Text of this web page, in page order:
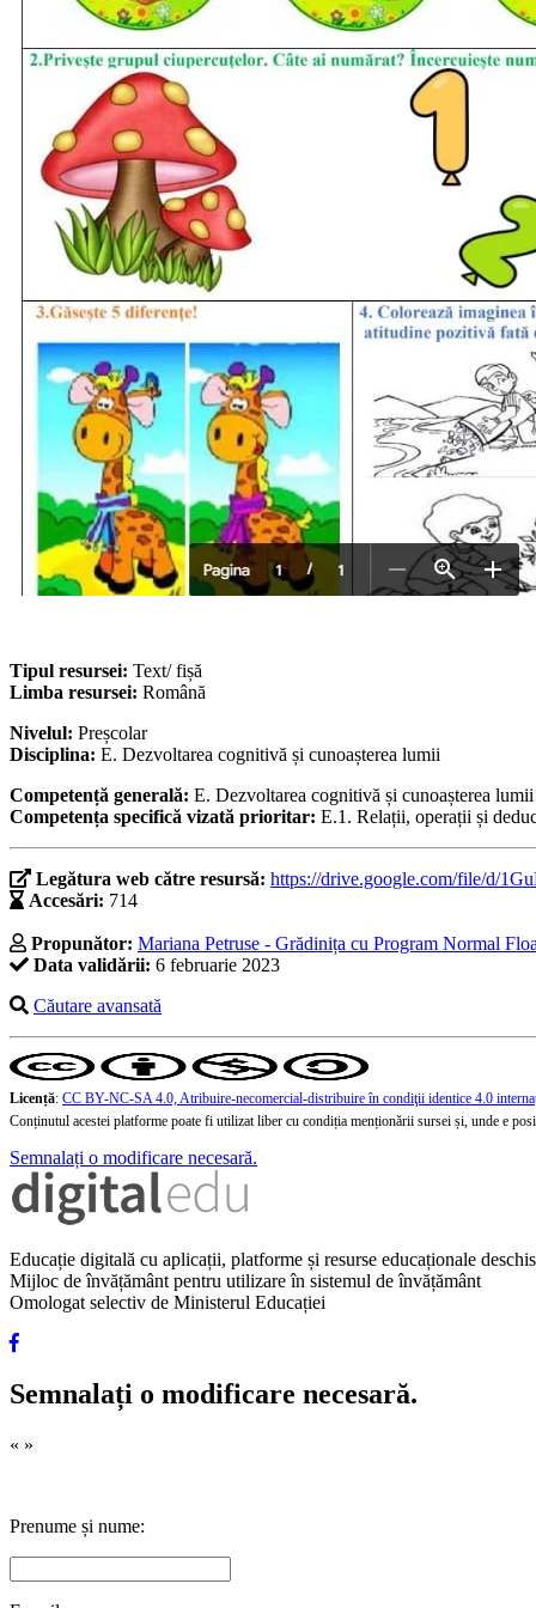
Tipul resursei: Text/ fișă
Limba resursei: Română
Nivelul: Preșcolar
Disciplina: E. Dezvoltarea cognitivă și cunoașterea lumii
Competență generală: E. Dezvoltarea cognitivă și cunoașterea lumii
Competența specifică vizată prioritar: E.1. Relații, operații și
Legătura web către resursă: https://drive.google.com/file/d/
Accesări: 714
Propunător: Mariana Petruse - Grădinița cu Program Normal
Data validării: 6 februarie 2023
Căutare avansată
Licență: CC BY-NC-SA 4.0, Atribuire-necomercial-distribuire în condiţii identice 4.0
Conținutul acestei platforme poate fi utilizat liber cu condiția menționării sursei și, unde e
Semnalați o modificare necesară.
Educație digitală cu aplicații, platforme și resurse educaționale
Mijloc de învățământ pentru utilizare în sistemul de învățământ
Omologat selectiv de Ministerul Educației
Semnalați o modificare necesară.
« »
Prenume și nume: